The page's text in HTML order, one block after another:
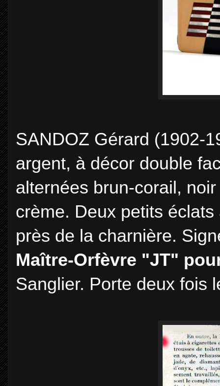
SANDOZ Gérard (1902-
argent, à décor double
alternées brun-corail,
crème. Deux petits
près de la charnière.
Maître-Orfèvre "JT"
Sanglier. Porte deux fois